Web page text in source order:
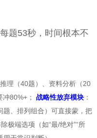
题53秒，时间根本不
理（40题）、资料分析（20
80%+； 战略性放弃模块：
、排列组合）可直接蒙，把
极端选项（如“最/绝对”“所